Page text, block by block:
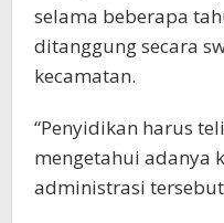
selama beberapa
ditanggung secara
kecamatan.
“Penyidikan harus
mengetahui adanya
administrasi